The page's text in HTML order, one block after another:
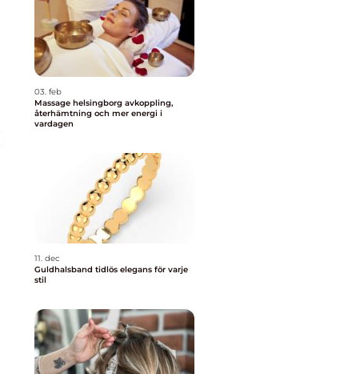
03. feb
Massage helsingborg avkoppling,
återhämtning och mer energi i
vardagen
11. dec
Guldhalsband tidlös elegans för varje
stil